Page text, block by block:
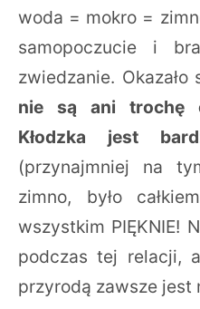
woda = mokro =
samopoczucie i
zwiedzanie. Okazało
nie są ani trochę
Kłodzka jest
(przynajmniej na
zimno, było
wszystkim PIĘKNIE!
podczas tej relacji,
przyrodą zawsze jest